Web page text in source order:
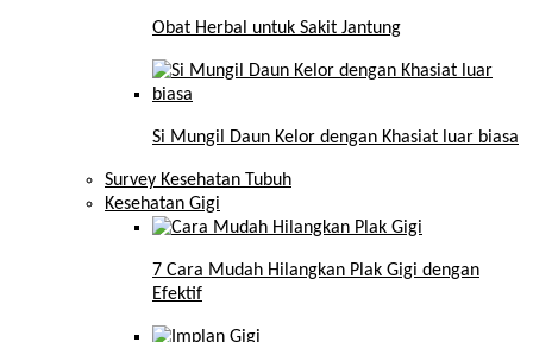
Obat Herbal untuk Sakit Jantung
Si Mungil Daun Kelor dengan Khasiat luar biasa
Survey Kesehatan Tubuh
Kesehatan Gigi
7 Cara Mudah Hilangkan Plak Gigi dengan
Efektif